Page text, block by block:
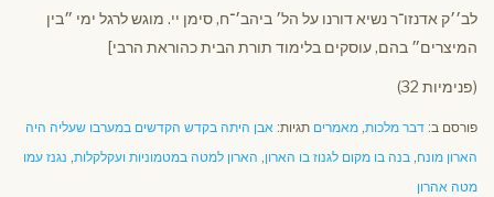
לב׳׳ק אדנזו־ר נשיא דורנו על הל׳ ביהב׳־ח, סימן יי. מוגש לרגל ימי ״בין
המיצרים״ בהם, עוסקים בלימוד תורת הבית כהוראת הרבי]
(פנימיות 32)
פורסם ב: דבר מלכות, מאמרים תגיות: אבן היתה בקדש הקדשים במערבו שעליה היה
הארון מונח, בנה בו מקום לגנוז בו הארון, הארון למטה במטמוניות ועקלקלות, נגנז עמו
מטה אהרון